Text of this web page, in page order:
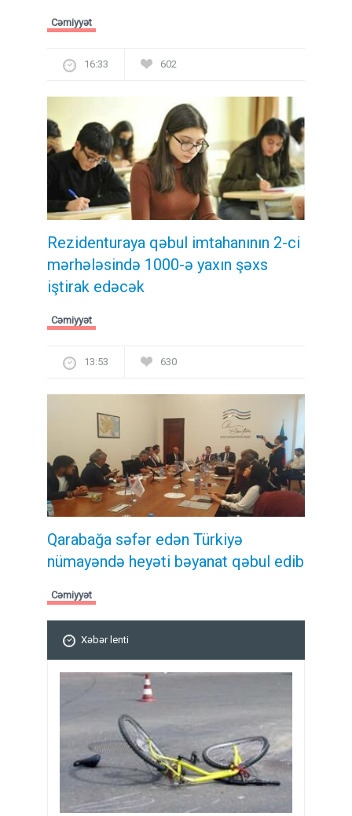
Cəmiyyət
16:33 602
Rezidenturaya qəbul imtahanının 2-ci
mərhələsində 1000-ə yaxın şəxs
iştirak edəcək
Cəmiyyət
13:53 630
Qarabağa səfər edən Türkiyə
nümayəndə heyəti bəyanat qəbul edib
Cəmiyyət
Xəbər lenti